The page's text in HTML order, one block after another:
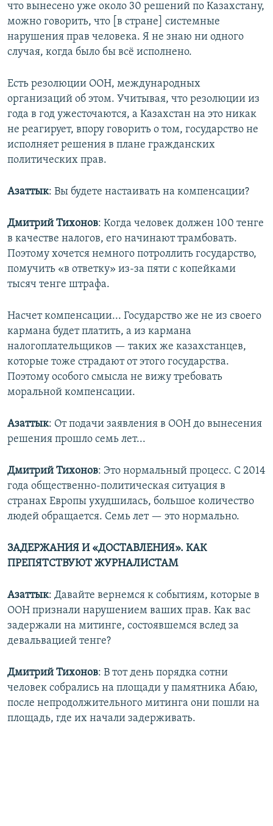
что вынесено уже около 30 решений по Казахстану,
можно говорить, что [в стране] системные
нарушения прав человека. Я не знаю ни одного
случая, когда было бы всё исполнено.
Есть резолюции ООН, международных
организаций об этом. Учитывая, что резолюции из
года в год ужесточаются, а Казахстан на это никак
не реагирует, впору говорить о том, государство не
исполняет решения в плане гражданских
политических прав.
Азаттык: Вы будете настаивать на компенсации?
Дмитрий Тихонов: Когда человек должен 100 тенге
в качестве налогов, его начинают трамбовать.
Поэтому хочется немного потроллить государство,
помучить «в ответку» из-за пяти с копейками
тысяч тенге штрафа.
Насчет компенсации... Государство же не из своего
кармана будет платить, а из кармана
налогоплательщиков — таких же казахстанцев,
которые тоже страдают от этого государства.
Поэтому особого смысла не вижу требовать
моральной компенсации.
Азаттык: От подачи заявления в ООН до вынесения
решения прошло семь лет...
Дмитрий Тихонов: Это нормальный процесс. С 2014
года общественно-политическая ситуация в
странах Европы ухудшилась, большое количество
людей обращается. Семь лет — это нормально.
ЗАДЕРЖАНИЯ И «ДОСТАВЛЕНИЯ». КАК
ПРЕПЯТСТВУЮТ ЖУРНАЛИСТАМ
Азаттык: Давайте вернемся к событиям, которые в
ООН признали нарушением ваших прав. Как вас
задержали на митинге, состоявшемся вслед за
девальвацией тенге?
Дмитрий Тихонов: В тот день порядка сотни
человек собрались на площади у памятника Абаю,
после непродолжительного митинга они пошли на
площадь, где их начали задерживать.